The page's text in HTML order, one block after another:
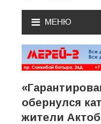
МЕНЮ
обернулся
жители